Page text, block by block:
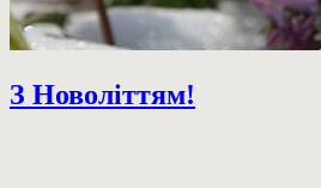
З Новоліттям!